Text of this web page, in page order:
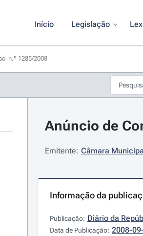
Início Legislação
n.º 1285/2008
Anúncio de
Emitente: Câmara
Informação da
Publicação: Diário da
Data de Publicação: 2008-